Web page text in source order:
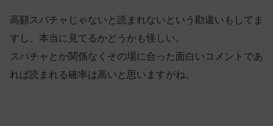
高額スパチャじゃないと読まれないという勘違いもしてま
すし、本当に見てるかどうかも怪しい。
スパチャとか関係なくその場に合った面白いコメントであ
れば読まれる確率は高いと思いますがね。